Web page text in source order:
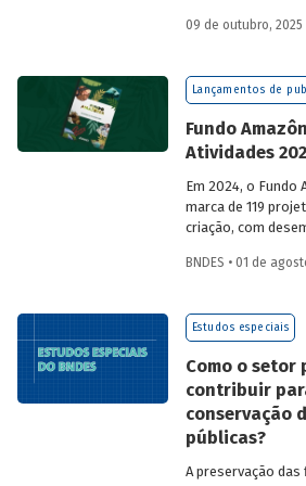
por projetos de
MMA realizaram
sobre a
contribuições da
especialistas e
visando avaliar os
oportunidades
os resultados.
09 de outubro, 2025
Lançamentos de
Fundo
Atividades
Em 2024, o Fundo
marca de 119
criação, com
sua atuação e os
BNDES • 01 de
Estudos especiais
Como o setor
contribuir
conservação
públicas?
A preservação